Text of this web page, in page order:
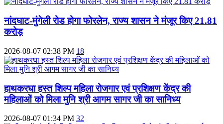
नांदघाट-मुंगेली रोड होगा फोरलेन, राज्य शासन ने मंजूर किए 21.81
करोड़
2026-08-07 02:38 PM 18
हाथकरघा हस्त शिल्प महिला रोजगार एवं प्रशिक्षण केंद्र की
महिलाओं को मिला मुनि श्री आगम सागर जी का सानिध्य
2026-08-07 01:34 PM 32